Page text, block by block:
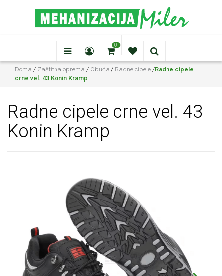
0
Doma / Zaštitna oprema / Obuća / Radne cipele /Radne cipele
crne vel. 43 Konin Kramp
Radne cipele crne vel. 43
Konin Kramp